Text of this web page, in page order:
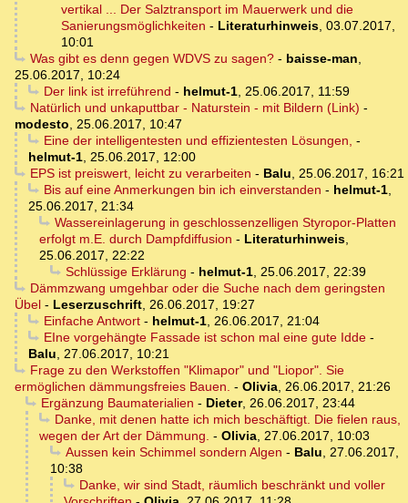
vertikal ... Der Salztransport im Mauerwerk und die
Sanierungsmöglichkeiten - Literaturhinweis, 03.07.2017,
10:01
Was gibt es denn gegen WDVS zu sagen?- baisse-man,
25.06.2017, 10:24
Der link ist irreführend - helmut-1, 25.06.2017, 11:59
Natürlich und unkaputtbar - Naturstein - mit Bildern (Link) -
modesto, 25.06.2017, 10:47
Eine der intelligentesten und effizientesten Lösungen, -
helmut-1, 25.06.2017, 12:00
EPS ist preiswert, leicht zu verarbeiten - Balu, 25.06.2017, 16:21
Bis auf eine Anmerkungen bin ich einverstanden - helmut-1,
25.06.2017, 21:34
Wassereinlagerung in geschlossenzelligen Styropor-Platten
erfolgt m.E. durch Dampfdiffusion - Literaturhinweis,
25.06.2017, 22:22
Schlüssige Erklärung - helmut-1, 25.06.2017, 22:39
Dämmzwang umgehbar oder die Suche nach dem geringsten
Übel - Leserzuschrift, 26.06.2017, 19:27
Einfache Antwort- helmut-1, 26.06.2017, 21:04
EIne vorgehängte Fassade ist schon mal eine gute Idde-
Balu, 27.06.2017, 10:21
Frage zu den Werkstoffen "Klimapor" und "Liopor". Sie
ermöglichen dämmungsfreies Bauen. - Olivia, 26.06.2017, 21:26
Ergänzung Baumaterialien - Dieter, 26.06.2017, 23:44
Danke, mit denen hatte ich mich beschäftigt. Die fielen raus,
wegen der Art der Dämmung. - Olivia, 27.06.2017, 10:03
Aussen kein Schimmel sondern Algen - Balu, 27.06.2017,
10:38
Danke, wir sind Stadt, räumlich beschränkt und voller